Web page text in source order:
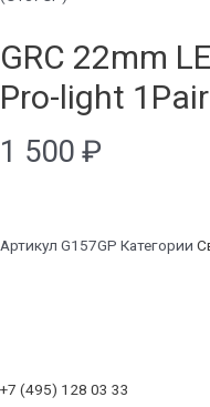
GRC 22mm
Pro-light
1 500 ₽
Артикул G157GP Категории
+7 (495) 128 03 33